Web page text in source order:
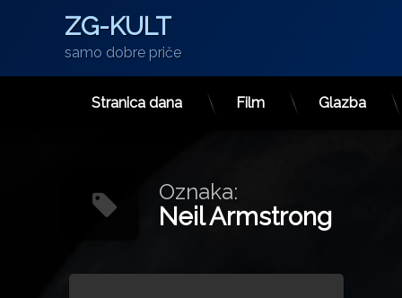
ZG-KULT
samo dobre priče
Stranica dana Film Glazba
Oznaka:
Neil Armstrong